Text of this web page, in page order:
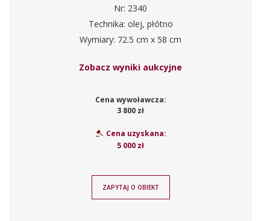
Nr: 2340
Technika: olej, płótno
Wymiary: 72.5 cm x 58 cm
Zobacz wyniki aukcyjne
Cena wywoławcza:
3 800 zł
Cena uzyskana:
5 000 zł
ZAPYTAJ O OBIEKT